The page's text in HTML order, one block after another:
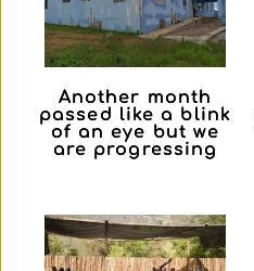
Another month
passed like a blink
of an eye but we
are progressing